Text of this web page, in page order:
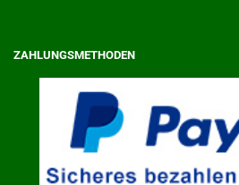
ZAHLUNGSMETHODEN